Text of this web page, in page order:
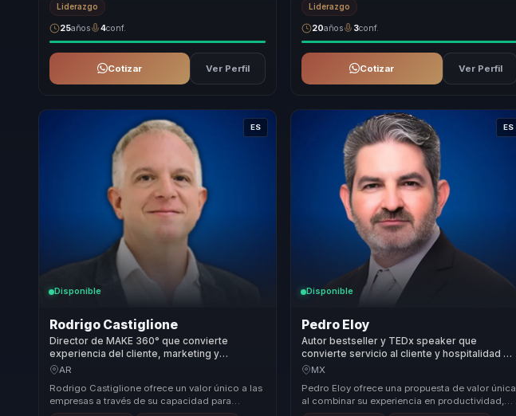
Liderazgo
25años 4conf.
Cotizar Ver Perfil
Liderazgo
20años 3conf.
Cotizar Ver Perfil
ES
Disponible
Rodrigo Castiglione
Director de MAKE 360° que convierte
experiencia del cliente, marketing y
fidelización en crecimiento sostenible para
AR
Rodrigo Castiglione ofrece un valor único a las
empresas a través de su capacidad para
transformar estrategias de marketing en
ES
Disponible
Pedro Eloy
Autor bestseller y TEDx speaker que
convierte servicio al cliente y hospitalidad en
productividad y ventas sostenibles para
MX
Pedro Eloy ofrece una propuesta de valor única
al combinar su experiencia en productividad,
innovación y experiencia del cliente con un e...